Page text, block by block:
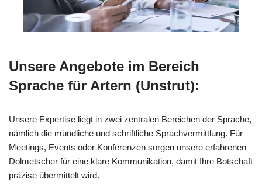
Unsere Angebote im Bereich
Sprache für Artern (Unstrut):
Unsere Expertise liegt in zwei zentralen Bereichen der Sprache,
nämlich die mündliche und schriftliche Sprachvermittlung. Für
Meetings, Events oder Konferenzen sorgen unsere erfahrenen
Dolmetscher für eine klare Kommunikation, damit Ihre Botschaft
präzise übermittelt wird.